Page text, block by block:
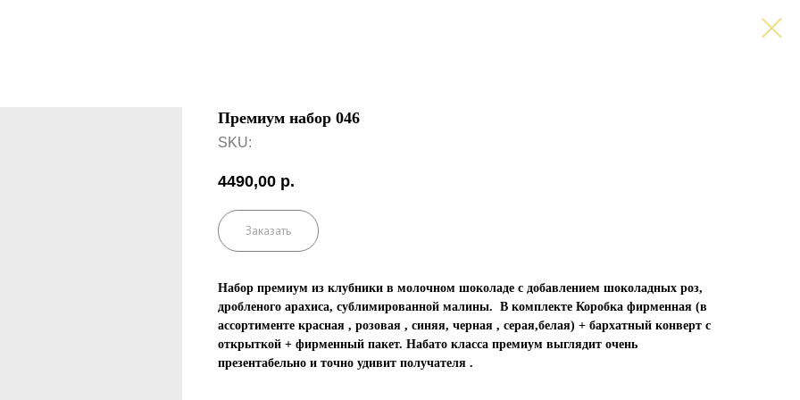
Премиум набор 046
SKU:
4490,00 р.
Заказать
Набор премиум из клубники в молочном шоколаде с добавлением шоколадных роз,
дробленого арахиса, сублимированной малины. В комплекте Коробка фирменная (в
ассортименте красная , розовая , синяя, черная , серая,белая) + бархатный конверт с
открыткой + фирменный пакет. Набато класса премиум выглядит очень
презентабельно и точно удивит получателя .